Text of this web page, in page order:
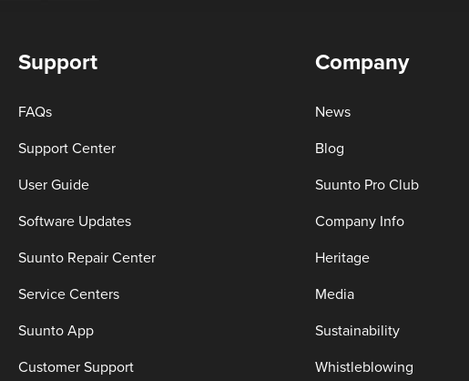
Support
FAQs
Support Center
User Guide
Software Updates
Suunto Repair Center
Service Centers
Suunto App
Customer Support
Company
News
Blog
Suunto Pro Club
Company Info
Heritage
Media
Sustainability
Whistleblowing